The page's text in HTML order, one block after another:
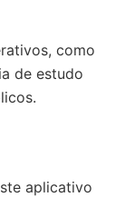
como
de estudo
aplicativo